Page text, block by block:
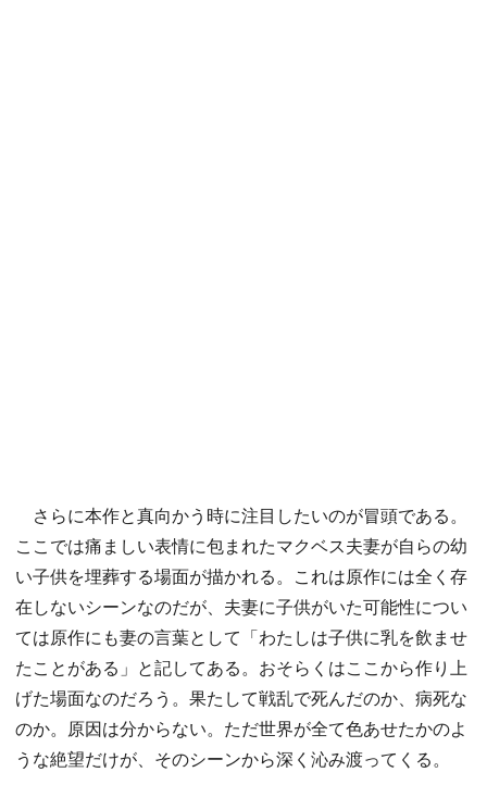
さらに本作と真向かう時に注目したいのが冒頭である。
ここでは痛ましい表情に包まれたマクベス夫妻が自らの幼
い子供を埋葬する場面が描かれる。これは原作には全く存
在しないシーンなのだが、夫妻に子供がいた可能性につい
ては原作にも妻の言葉として「わたしは子供に乳を飲ませ
たことがある」と記してある。おそらくはここから作り上
げた場面なのだろう。果たして戦乱で死んだのか、病死な
のか。原因は分からない。ただ世界が全て色あせたかのよ
うな絶望だけが、そのシーンから深く沁み渡ってくる。